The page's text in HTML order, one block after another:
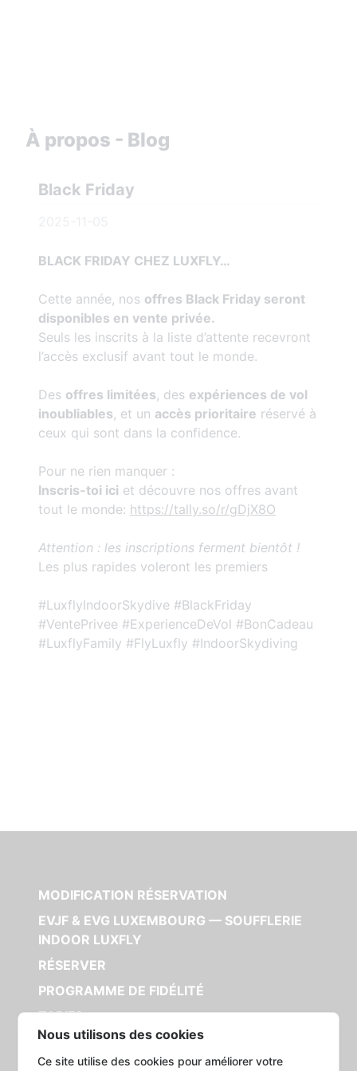
À propos - Blog
Black Friday
BLACK FRIDAY CHEZ LUXFLY…
Cette année, nos offres Black Friday seront
disponibles en vente privée.
Seuls les inscrits à la liste d’attente recevront
l’accès exclusif avant tout le monde.
Des offres limitées, des expériences de vol
inoubliables, et un accès prioritaire réservé à
ceux qui sont dans la confidence.
Pour ne rien manquer :
Inscris-toi ici et découvre nos offres avant
tout le monde: https://tally.so/r/gDjX8O
Attention : les inscriptions ferment bientôt !
Les plus rapides voleront les premiers
#LuxflyIndoorSkydive #BlackFriday
#VentePrivee #ExperienceDeVol #BonCadeau
#LuxflyFamily #FlyLuxfly #IndoorSkydiving
MODIFICATION RÉSERVATION
EVJF & EVG LUXEMBOURG — SOUFFLERIE
INDOOR LUXFLY
RÉSERVER
PROGRAMME DE FIDÉLITÉ
TARIFS
L'ACTIVITÉ
ACTIVITÉS INDOOR
Nous utilisons des cookies
Ce site utilise des cookies pour améliorer votre